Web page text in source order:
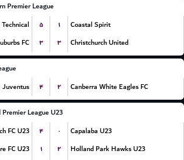
Premier League
۵ ۱
Coastal Spirit
FC
۳ ۳ Christchurch United
Juventus
۴ ۲ Canberra White Eagles FC
League U23
FC U23
۴ ۰
Capalaba U23
FC U23
۱ ۲
Holland Park Hawks U23